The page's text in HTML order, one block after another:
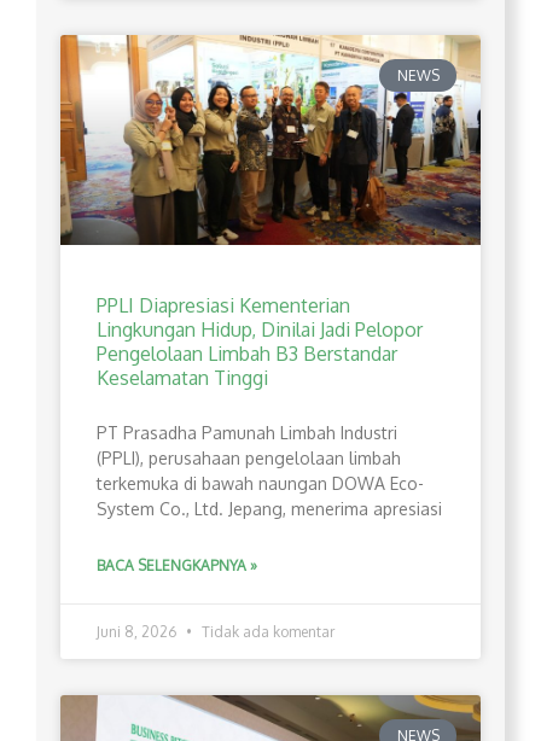
NEWS
PPLI Diapresiasi Kementerian
Lingkungan Hidup, Dinilai Jadi Pelopor
Pengelolaan Limbah B3 Berstandar
Keselamatan Tinggi
PT Prasadha Pamunah Limbah Industri
(PPLI), perusahaan pengelolaan limbah
terkemuka di bawah naungan DOWA Eco-
System Co., Ltd. Jepang, menerima apresiasi
BACA SELENGKAPNYA »
Juni 8, 2026 Tidak ada komentar
NEWS